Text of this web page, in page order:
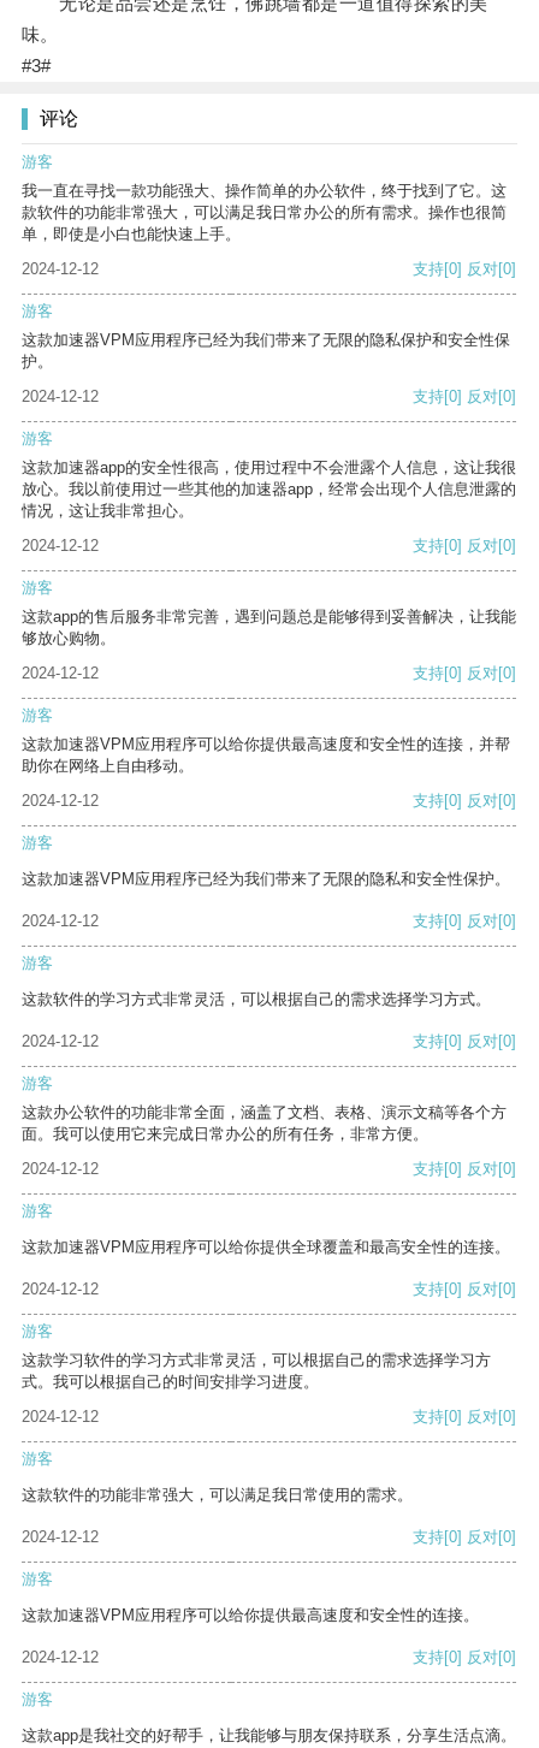
味。
#3#
评论
游客
我一直在寻找一款功能强大、操作简单的办公软件，终于找到了它。这
款软件的功能非常强大，可以满足我日常办公的所有需求。操作也很简
单，即使是小白也能快速上手。
2024-12-12
支持[0] 反对[0]
游客
这款加速器VPM应用程序已经为我们带来了无限的隐私保护和安全性保
护。
2024-12-12
支持[0] 反对[0]
游客
这款加速器app的安全性很高，使用过程中不会泄露个人信息，这让我很
放心。我以前使用过一些其他的加速器app，经常会出现个人信息泄露的
情况，这让我非常担心。
2024-12-12
支持[0] 反对[0]
游客
这款app的售后服务非常完善，遇到问题总是能够得到妥善解决，让我能
够放心购物。
2024-12-12
支持[0] 反对[0]
游客
这款加速器VPM应用程序可以给你提供最高速度和安全性的连接，并帮
助你在网络上自由移动。
2024-12-12
支持[0] 反对[0]
游客
这款加速器VPM应用程序已经为我们带来了无限的隐私和安全性保护。
2024-12-12 支持[0] 反对[0]
游客
这款软件的学习方式非常灵活，可以根据自己的需求选择学习方式。
2024-12-12 支持[0] 反对[0]
游客
这款办公软件的功能非常全面，涵盖了文档、表格、演示文稿等各个方
面。我可以使用它来完成日常办公的所有任务，非常方便。
2024-12-12
支持[0] 反对[0]
游客
这款加速器VPM应用程序可以给你提供全球覆盖和最高安全性的连接。
2024-12-12 支持[0] 反对[0]
游客
这款学习软件的学习方式非常灵活，可以根据自己的需求选择学习方
式。我可以根据自己的时间安排学习进度。
2024-12-12
支持[0] 反对[0]
游客
这款软件的功能非常强大，可以满足我日常使用的需求。
2024-12-12 支持[0] 反对[0]
游客
这款加速器VPM应用程序可以给你提供最高速度和安全性的连接。
2024-12-12 支持[0] 反对[0]
游客
这款app是我社交的好帮手，让我能够与朋友保持联系，分享生活点滴。